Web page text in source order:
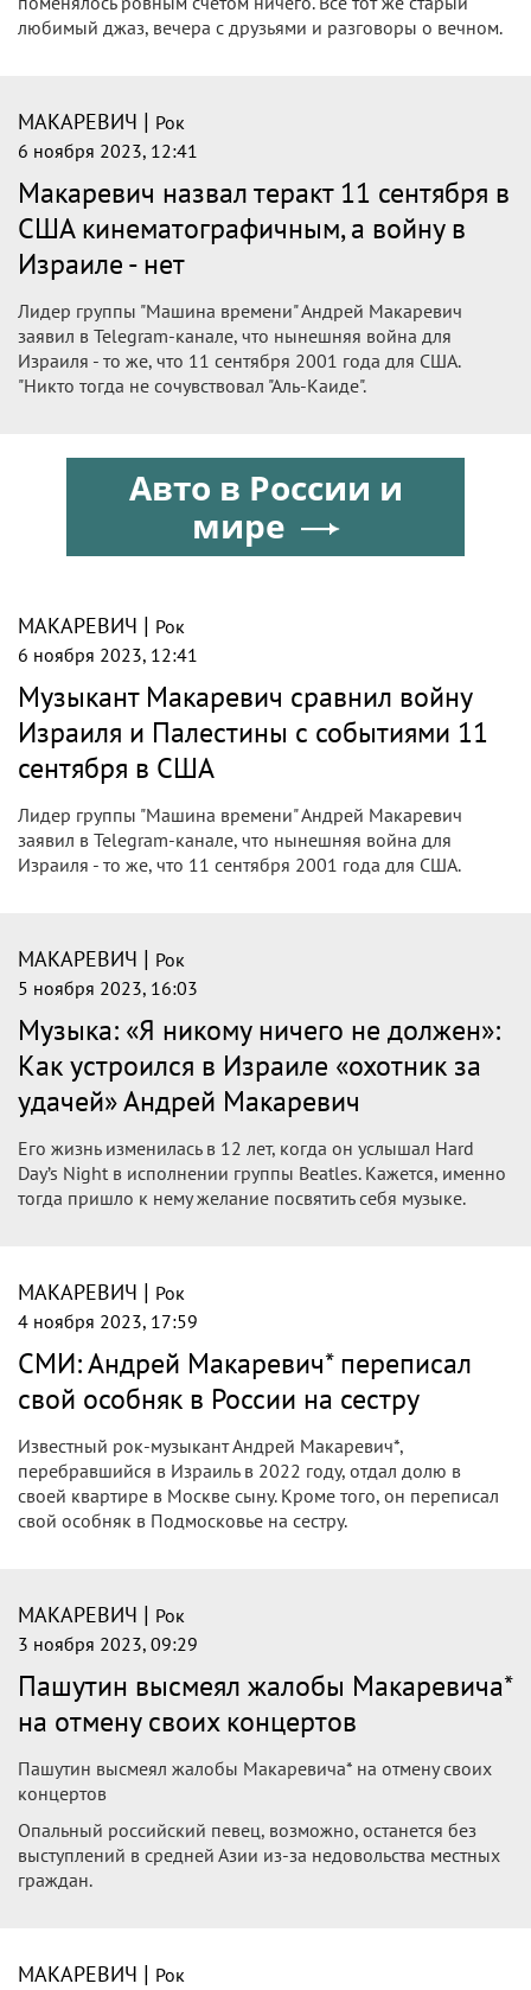
любимый джаз, вечера с друзьями и разговоры о вечном.
МАКАРЕВИЧ | Рок
6 ноября 2023, 12:41
Макаревич назвал теракт 11 сентября в
США кинематографичным, а войну в
Израиле - нет
Лидер группы "Машина времени" Андрей Макаревич
заявил в Telegram-канале, что нынешняя война для
Израиля - то же, что 11 сентября 2001 года для США.
"Никто тогда не сочувствовал "Аль-Каиде".
МАКАРЕВИЧ | Рок
6 ноября 2023, 12:41
Музыкант Макаревич сравнил войну
Израиля и Палестины с событиями 11
сентября в США
Лидер группы "Машина времени" Андрей Макаревич
заявил в Telegram-канале, что нынешняя война для
Израиля - то же, что 11 сентября 2001 года для США.
МАКАРЕВИЧ | Рок
5 ноября 2023, 16:03
Музыка: «Я никому ничего не должен»:
Как устроился в Израиле «охотник за
удачей» Андрей Макаревич
Его жизнь изменилась в 12 лет, когда он услышал Hard
Day’s Night в исполнении группы Beatles. Кажется, именно
тогда пришло к нему желание посвятить себя музыке.
МАКАРЕВИЧ | Рок
4 ноября 2023, 17:59
СМИ: Андрей Макаревич* переписал
свой особняк в России на сестру
Известный рок-музыкант Андрей Макаревич*,
перебравшийся в Израиль в 2022 году, отдал долю в
своей квартире в Москве сыну. Кроме того, он переписал
свой особняк в Подмосковье на сестру.
МАКАРЕВИЧ | Рок
3 ноября 2023, 09:29
Пашутин высмеял жалобы Макаревича*
на отмену своих концертов
Пашутин высмеял жалобы Макаревича* на отмену своих
концертов
Опальный российский певец, возможно, останется без
выступлений в средней Азии из-за недовольства местных
граждан.
МАКАРЕВИЧ | Рок
Авто в России и
мире